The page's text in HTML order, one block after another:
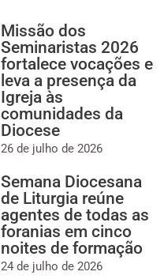
Missão dos
Seminaristas 2026
fortalece vocações e
leva a presença da
Igreja às
comunidades da
Diocese
26 de julho de 2026
Semana Diocesana
de Liturgia reúne
agentes de todas as
foranias em cinco
noites de formação
24 de julho de 2026